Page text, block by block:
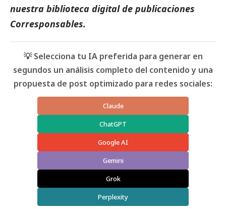
nuestra biblioteca digital de publicaciones
Corresponsables.
💡 Selecciona tu IA preferida para generar en
segundos un análisis completo del contenido y una
propuesta de post optimizado para redes sociales:
Claude
ChatGPT
Google AI
Gemini
Grok
Perplexity